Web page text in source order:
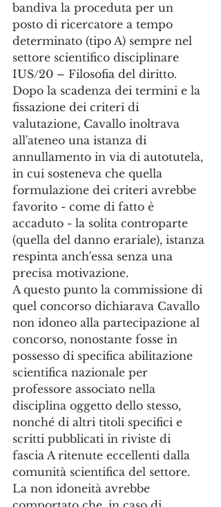
bandiva la proceduta per un
posto di ricercatore a tempo
determinato (tipo A) sempre nel
settore scientifico disciplinare
IUS/20 – Filosofia del diritto.
Dopo la scadenza dei termini e la
fissazione dei criteri di
valutazione, Cavallo inoltrava
all'ateneo una istanza di
annullamento in via di autotutela,
in cui sosteneva che quella
formulazione dei criteri avrebbe
favorito - come di fatto è
accaduto - la solita controparte
(quella del danno erariale), istanza
respinta anch'essa senza una
precisa motivazione.
A questo punto la commissione di
quel concorso dichiarava Cavallo
non idoneo alla partecipazione al
concorso, nonostante fosse in
possesso di specifica abilitazione
scientifica nazionale per
professore associato nella
disciplina oggetto dello stesso,
nonché di altri titoli specifici e
scritti pubblicati in riviste di
fascia A ritenute eccellenti dalla
comunità scientifica del settore.
La non idoneità avrebbe